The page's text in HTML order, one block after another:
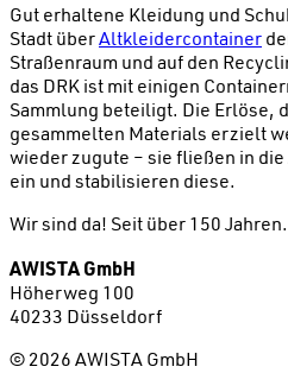
Gut erhaltene Kleidung und
Stadt überAltkleidercontainer
Straßenraum und auf den
das DRK ist mit einigen
Sammlung beteiligt. Die Erlöse,
gesammelten Materials erzielt
wieder zugute – sie fließen in
ein und stabilisieren diese.
Wir sind da! Seit über 150 Jahren.
AWISTA GmbH
Höherweg 100
40233 Düsseldorf
© 2026 AWISTA GmbH